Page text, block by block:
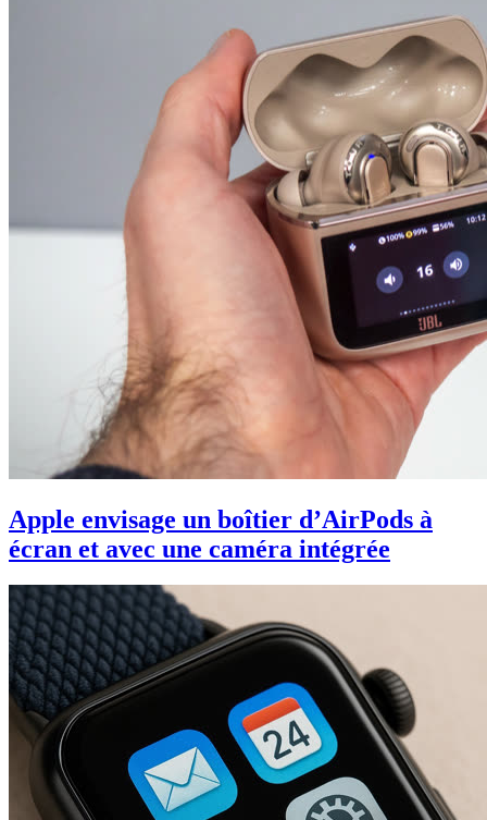
Apple envisage un boîtier d’AirPods à
écran et avec une caméra intégrée